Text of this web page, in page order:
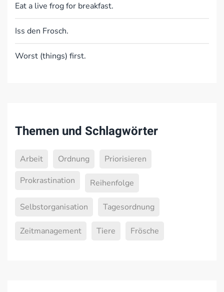
Eat a live frog for breakfast.
Iss den Frosch.
Worst (things) first.
Themen und Schlagwörter
Arbeit Ordnung
Priorisieren
Prokrastination
Reihenfolge
Selbstorganisation Tagesordnung
Zeitmanagement Tiere Frösche